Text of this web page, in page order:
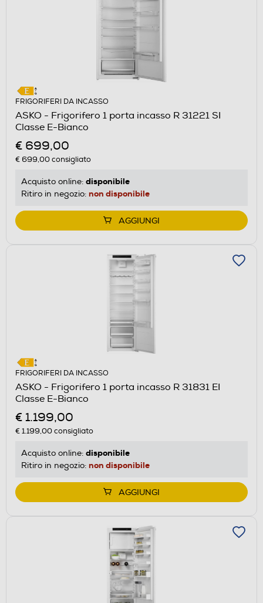
FRIGORIFERI DA INCASSO
ASKO - Frigorifero 1 porta incasso R 31221 SI
Classe E-Bianco
€ 699,00
€ 699,00consigliato
Acquisto online: disponibile
Ritiro in negozio: non disponibile
AGGIUNGI
FRIGORIFERI DA INCASSO
ASKO - Frigorifero 1 porta incasso R 31831 EI
Classe E-Bianco
€ 1.199,00
€ 1.199,00consigliato
Acquisto online: disponibile
Ritiro in negozio: non disponibile
AGGIUNGI